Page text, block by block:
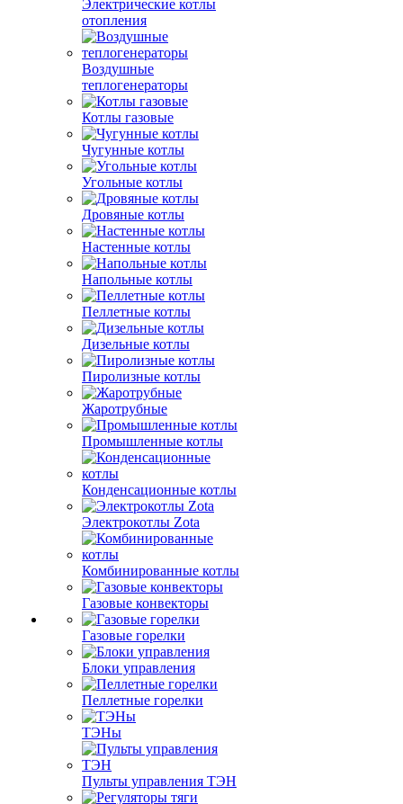
Электрические котлы
отопления
Воздушные
теплогенераторы
Котлы газовые
Чугунные котлы
Угольные котлы
Дровяные котлы
Настенные котлы
Напольные котлы
Пеллетные котлы
Дизельные котлы
Пиролизные котлы
Жаротрубные
Промышленные котлы
Конденсационные котлы
Электрокотлы Zota
Комбинированные котлы
Газовые конвекторы
Газовые горелки
Блоки управления
Пеллетные горелки
ТЭНы
Пульты управления ТЭН